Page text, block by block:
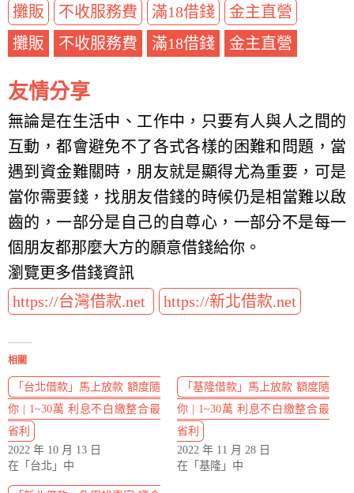
攤販 不收服務費 滿18借錢
金主直營
攤販
不收服務費 滿18借錢 金主直營
友情分享
無論是在生活中、工作中，只要有人與人之間的
互動，都會避免不了各式各樣的困難和問題，當
遇到資金難關時，朋友就是顯得尤為重要，可是
當你需要錢，找朋友借錢的時候仍是相當難以啟
齒的，一部分是自己的自尊心，一部分不是每一
個朋友都那麼大方的願意借錢給你。
瀏覽更多借錢資訊
https://台灣借款.net
https://新北借款.net
相關
「台北借款」馬上放款 額度隨
你 | 1~30萬 利息不白繳整合最
省利
2022 年 10 月 13 日
在「台北」中
「基隆借款」馬上放款 額度隨
你 | 1~30萬 利息不白繳整合最
省利
2022 年 11 月 28 日
在「基隆」中